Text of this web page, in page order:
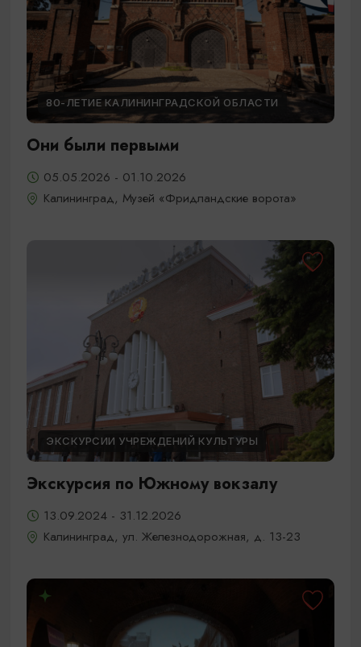
80-ЛЕТИЕ КАЛИНИНГРАДСКОЙ ОБЛАСТИ
Они были первыми
05.05.2026 - 01.10.2026
Калининград, Музей «Фридландские ворота»
ЭКСКУРСИИ УЧРЕЖДЕНИЙ КУЛЬТУРЫ
Экскурсия по Южному вокзалу
13.09.2024 - 31.12.2026
Калининград, ул. Железнодорожная, д. 13-23